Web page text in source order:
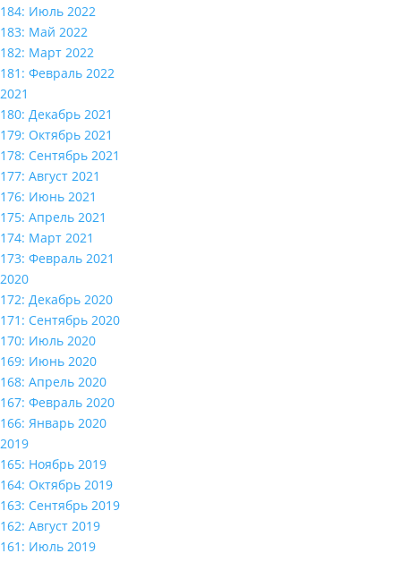
184: Июль 2022
183: Май 2022
182: Март 2022
181: Февраль 2022
2021
180: Декабрь 2021
179: Октябрь 2021
178: Сентябрь 2021
177: Август 2021
176: Июнь 2021
175: Апрель 2021
174: Март 2021
173: Февраль 2021
2020
172: Декабрь 2020
171: Сентябрь 2020
170: Июль 2020
169: Июнь 2020
168: Апрель 2020
167: Февраль 2020
166: Январь 2020
2019
165: Ноябрь 2019
164: Октябрь 2019
163: Сентябрь 2019
162: Август 2019
161: Июль 2019